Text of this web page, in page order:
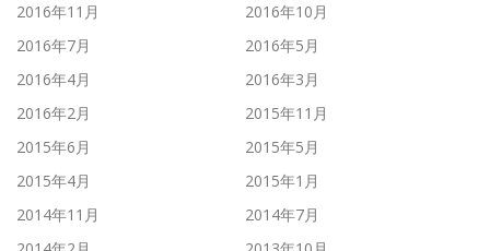
2016年11月
2016年10月
2016年7月
2016年5月
2016年4月
2016年3月
2016年2月
2015年11月
2015年6月
2015年5月
2015年4月
2015年1月
2014年11月
2014年7月